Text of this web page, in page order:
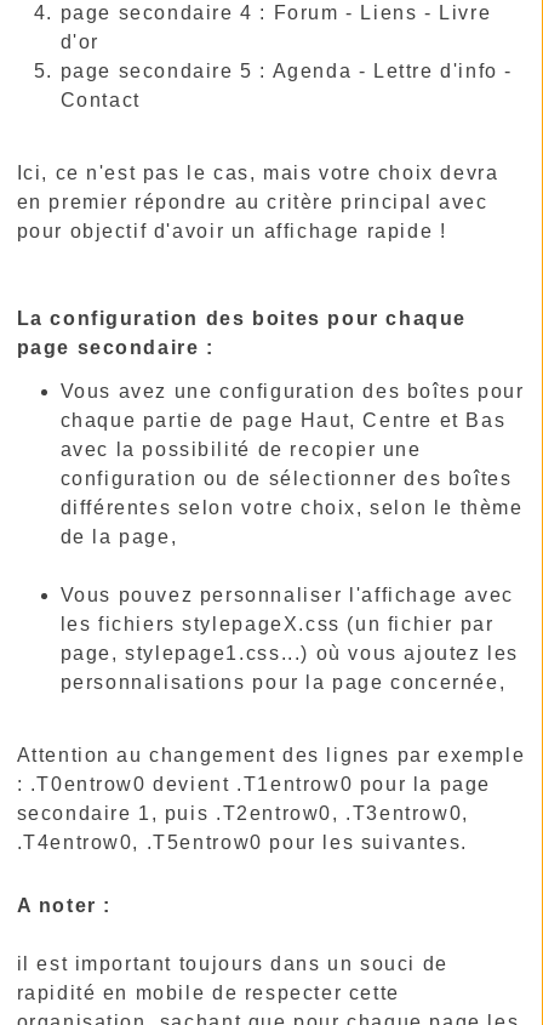
page secondaire 4 : Forum - Liens - Livre
d'or
page secondaire 5 : Agenda - Lettre d'info -
Contact
Ici, ce n'est pas le cas, mais votre choix devra
en premier répondre au critère principal avec
pour objectif d'avoir un affichage rapide !
La configuration des boites pour chaque
page secondaire :
Vous avez une configuration des boîtes pour
chaque partie de page Haut, Centre et Bas
avec la possibilité de recopier une
configuration ou de sélectionner des boîtes
différentes selon votre choix, selon le thème
de la page,
Vous pouvez personnaliser l'affichage avec
les fichiers stylepageX.css (un fichier par
page, stylepage1.css...) où vous ajoutez les
personnalisations pour la page concernée,
Attention au changement des lignes par exemple
: .T0entrow0 devient .T1entrow0 pour la page
secondaire 1, puis .T2entrow0, .T3entrow0,
.T4entrow0, .T5entrow0 pour les suivantes.
A noter :
il est important toujours dans un souci de
rapidité en mobile de respecter cette